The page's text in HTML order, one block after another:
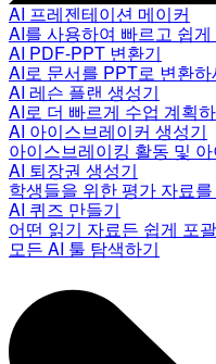
AI 프레젠테이션 메이커
AI를 사용하여 빠르고 쉽
AI PDF-PPT 변환기
AI로 문서를 PPT로 변환하
AI 레슨 플랜 생성기
AI로 더 빠르게 수업 계획
AI 아이스브레이커 생성기
아이스브레이킹 활동 및
AI 퇴장권 생성기
학생들을 위한 평가 자료
AI 퀴즈 만들기
어떤 읽기 자료든 쉽게 포
모든 AI 툴 탐색하기